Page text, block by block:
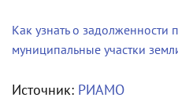
Как узнать о задолженности
муниципальные участки
Источник: РИАМО